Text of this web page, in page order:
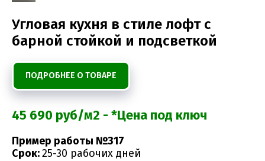
Угловая кухня в стиле лофт с
барной стойкой и подсветкой
ПОДРОБНЕЕ О ТОВАРЕ
45 690 руб/м2 - *Цена под ключ
Пример работы №317
Срок:25-30 рабочих дней